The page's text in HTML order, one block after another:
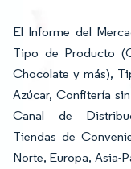
El Informe del
Tipo de Producto
Chocolate y más),
Azúcar, Confitería
Canal de
Tiendas de
Norte, Europa, Asia-